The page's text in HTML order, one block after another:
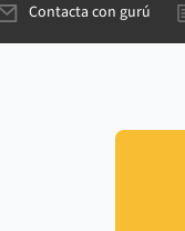
Contacta con gurú